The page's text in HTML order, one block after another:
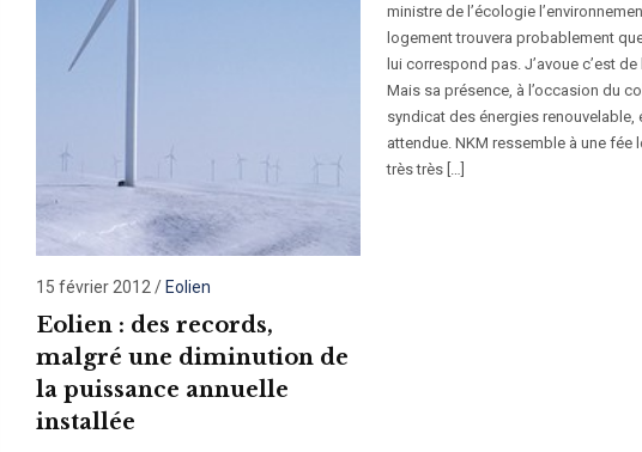
15 février 2012 / Eolien
Eolien : des records,
malgré une diminution de
la puissance annuelle
installée
ministre de l’écologie
logement trouvera probablement
lui correspond pas. J’avoue c’est de
Mais sa présence, à l’occasion du
syndicat des énergies renouvelable,
attendue. NKM ressemble à une fée
très très […]